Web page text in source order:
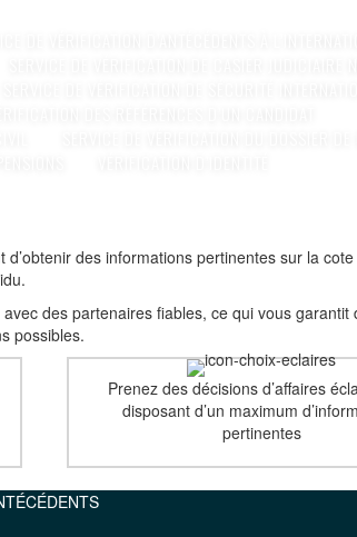
des informations pertinentes sur la
des partenaires fiables, ce qui vous garantit
possibles.
Prenez des décisions d’affaires
disposant d’un maximum
pertinentes